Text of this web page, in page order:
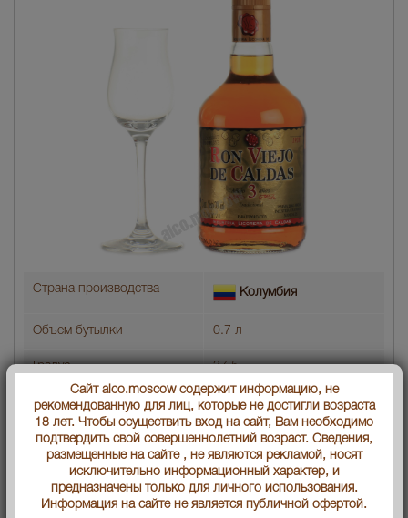
Страна производства Колумбия
Объем бутылки 0.7 л
Градус 37.5
Год производства 3
Артикул 36329
Производитель
"Индустриа Ликорера де
Кальдас"
Сайт alco.moscow содержит информацию, не
рекомендованную для лиц, которые не достигли возраста
18 лет. Чтобы осуществить вход на сайт, Вам необходимо
подтвердить свой совершеннолетний возраст. Сведения,
размещенные на сайте , не являются рекламой, носят
исключительно информационный характер, и
предназначены только для личного использования.
Информация на сайте не является публичной офертой.